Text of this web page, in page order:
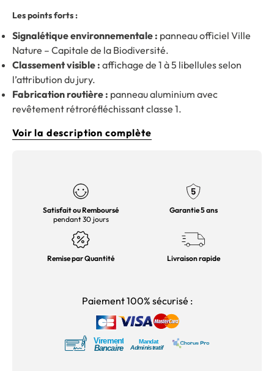
Les points forts :
Signalétique environnementale : panneau officiel Ville
Nature – Capitale de la Biodiversité.
Classement visible : affichage de 1 à 5 libellules selon
l’attribution du jury.
Fabrication routière : panneau aluminium avec
revêtement rétroréfléchissant classe 1.
Voir la description complète
Satisfait ou Remboursé
pendant 30 jours
Garantie 5 ans
Remise par Quantité Livraison rapide
Paiement 100% sécurisé :